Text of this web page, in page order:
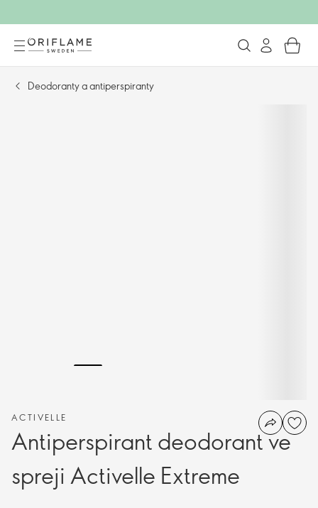
Deodoranty a antiperspiranty
ACTIVELLE
Antiperspirant deodorant ve
spreji Activelle Extreme